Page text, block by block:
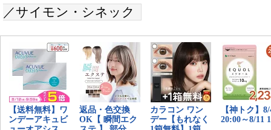
／サイモン・シネック